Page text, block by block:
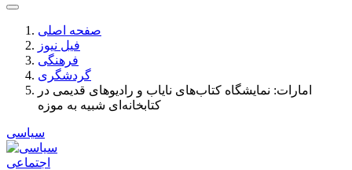
صفحه اصلی
فیل نیوز
فرهنگی
گردشگری
امارات: نمایشگاه کتاب‌های نایاب و رادیوهای قدیمی در
کتابخانه‌ای شبیه به موزه
سیاسی
اجتماعی